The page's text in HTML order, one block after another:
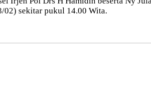
02) sekitar pukul 14.00 Wita.